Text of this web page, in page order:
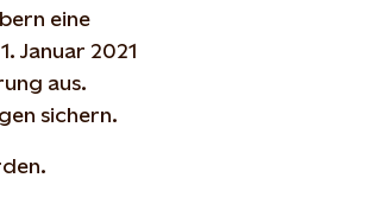
eine
Januar 2021
aus.
sichern.